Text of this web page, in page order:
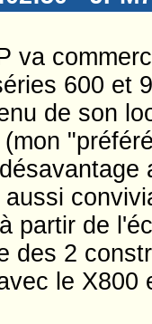
va
600 et
de son
partir de
des 2
le X800